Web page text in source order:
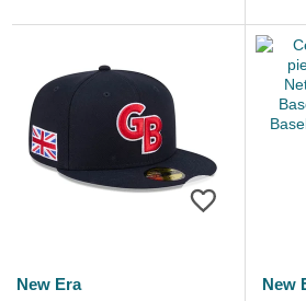
New Era
New